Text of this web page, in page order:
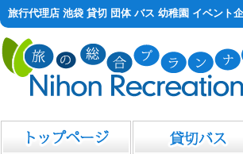
旅行代理店 池袋 貸切 団体 バス 幼稚園 イベント